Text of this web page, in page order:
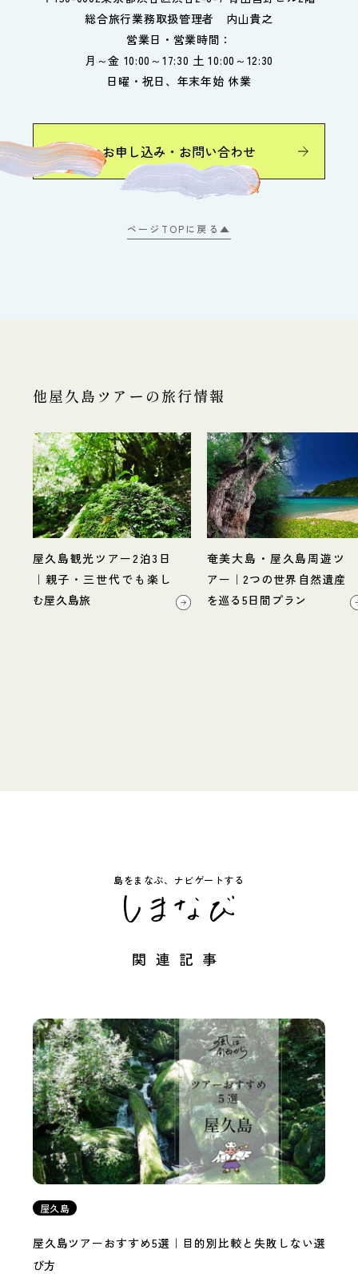
総合旅行業務取扱管理者 内山貴之
営業日・営業時間：
月～金 10:00～17:30 土 10:00～12:30
日曜・祝日、年末年始 休業
お申し込み・お問い合わせ
ページTOPに戻る▲
他屋久島ツアーの旅行情報
屋久島観光ツアー2泊3日
｜親子・三世代でも楽し
む屋久島旅
奄美大島・屋久島周遊ツ
アー｜2つの世界自然遺産
を巡る5日間プラン
島をまなぶ、ナビゲートする
関連記事
屋久島
屋久島ツアーおすすめ5選｜目的別比較と失敗しない選
び方